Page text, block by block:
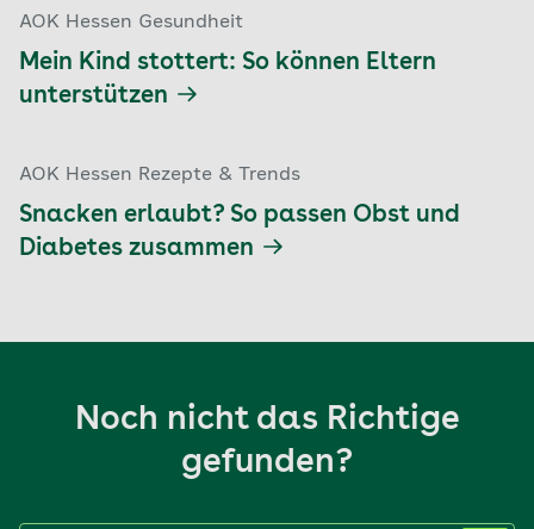
AOK Hessen Gesundheit
Mein Kind stottert: So können Eltern
unterstützen
AOK Hessen Rezepte & Trends
Snacken erlaubt? So passen Obst und
Diabetes zusammen
Noch nicht das Richtige
gefunden?